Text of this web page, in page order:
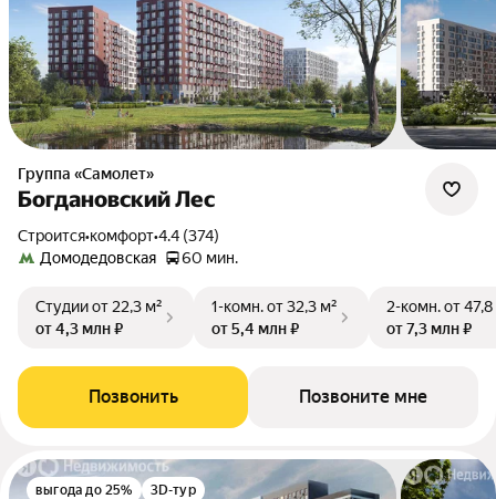
Группа «Самолет»
Богдановский Лес
Строится•комфорт•4.4 (374)
Домодедовская
60 мин.
Студииот 22,3 м²
от 4,3 млн ₽
1-комн.от 32,3 м²
от 5,4 млн ₽
2-комн.от
от 7,3 млн ₽
Позвонить Позвоните мне
выгода до 25% 3D-тур